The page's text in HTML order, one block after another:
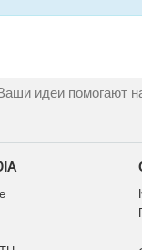
идеи помогают